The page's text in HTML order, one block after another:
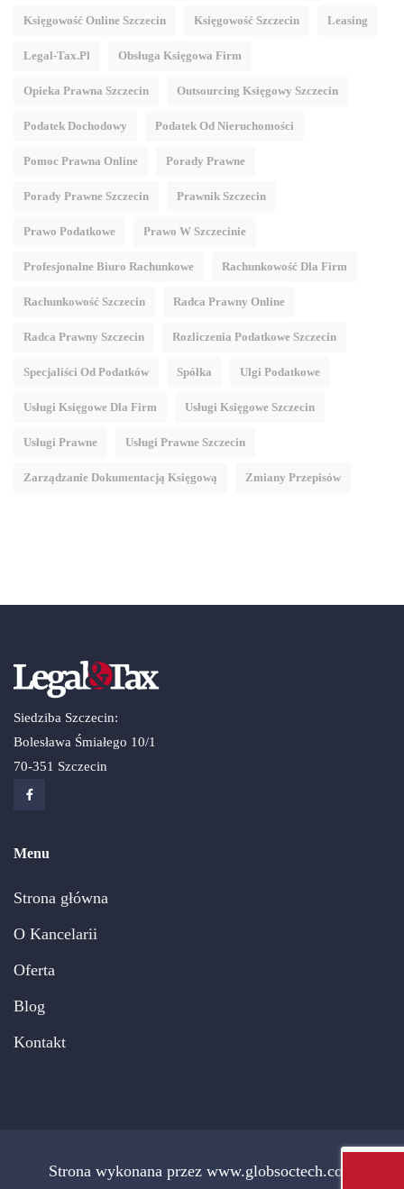
Księgowość Online Szczecin Księgowość Szczecin Leasing
Legal-Tax.pl Obsługa Księgowa Firm
Opieka Prawna Szczecin Outsourcing Księgowy Szczecin
Podatek Dochodowy Podatek Od Nieruchomości
Pomoc Prawna Online Porady Prawne
Porady Prawne Szczecin Prawnik Szczecin
Prawo Podatkowe Prawo W Szczecinie
Profesjonalne Biuro Rachunkowe Rachunkowość Dla Firm
Rachunkowość Szczecin Radca Prawny Online
Radca Prawny Szczecin Rozliczenia Podatkowe Szczecin
Specjaliści Od Podatków Spółka Ulgi Podatkowe
Usługi Księgowe Dla Firm Usługi Księgowe Szczecin
Usługi Prawne Usługi Prawne Szczecin
Zarządzanie Dokumentacją Księgową Zmiany Przepisów
Siedziba Szczecin:
Bolesława Śmiałego 10/1
70-351 Szczecin
Menu
Strona główna
O Kancelarii
Oferta
Blog
Kontakt
Strona wykonana przez www.globsoctech.com